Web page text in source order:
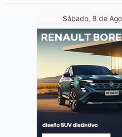
Sábado, 8 de